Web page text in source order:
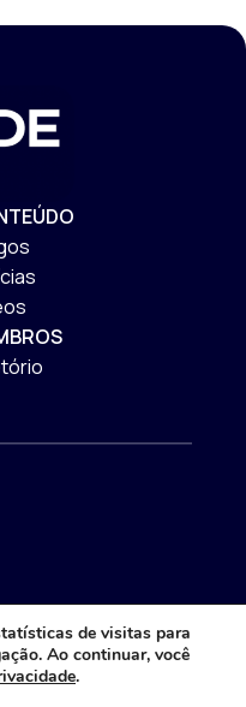
Francisco
de visitas para
Ao continuar, você
.